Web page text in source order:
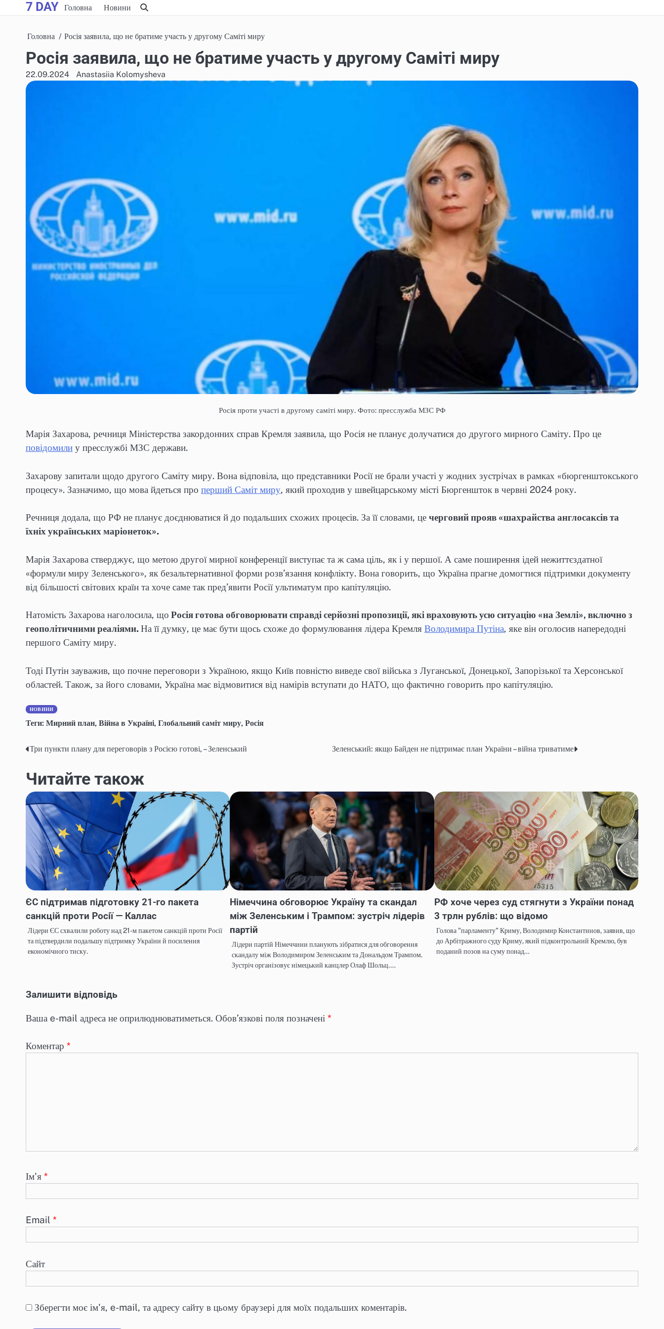
to
7 DAY Головна Новини
Головна Росія заявила, що не братиме участь у другому Саміті миру
Росія заявила, що не братиме участь у другому Саміті миру
22.09.2024 Anastasiia Kolomysheva
Росія проти участі в другому саміті миру. Фото: пресслужба МЗС РФ
Марія Захарова, речниця Міністерства закордонних справ Кремля заявила, що Росія не планує долучатися до другого мирного Саміту. Про це
повідомили у пресслужбі МЗС держави.
Захарову запитали щодо другого Саміту миру. Вона відповіла, що представники Росії не брали участі у жодних зустрічах в рамках «бюргенштокського
процесу». Зазначимо, що мова йдеться про перший Саміт миру, який проходив у швейцарському місті Бюргеншток в червні 2024 року.
Речниця додала, що РФ не планує доєднюватися й до подальших схожих процесів. За її словами, це черговий прояв «шахрайства англосаксів та
їхніх українських маріонеток».
Марія Захарова стверджує, що метою другої мирної конференції виступає та ж сама ціль, як і у першої. А саме поширення ідей нежиттєздатної
«формули миру Зеленського», як безальтернативної форми розв’язання конфлікту. Вона говорить, що Україна прагне домогтися підтримки документу
від більшості світових країн та хоче саме так пред’явити Росії ультиматум про капітуляцію.
Натомість Захарова наголосила, що Росія готова обговорювати справді серйозні пропозиції, які враховують усю ситуацію «на Землі», включно з
геополітичними реаліями. На її думку, це має бути щось схоже до формулювання лідера Кремля Володимира Путіна, яке він оголосив напередодні
першого Саміту миру.
Тоді Путін зауважив, що почне переговори з Україною, якщо Київ повністю виведе свої війська з Луганської, Донецької, Запорізької та Херсонської
областей. Також, за його словами, Україна має відмовитися від намірів вступати до НАТО, що фактично говорить про капітуляцію.
НОВИНИ
Теги: Мирний план, Війна в Україні, Глобальний саміт миру, Росія
Навігація
записів
Три пункти плану для переговорів з Росією готові, – Зеленський Зеленський: якщо Байден не підтримає план України – війна триватиме
Читайте також
ЄС підтримав підготовку 21-го пакета
санкцій проти Росії — Каллас
Лідери ЄС схвалили роботу над 21-м пакетом санкцій проти Росії
та підтвердили подальшу підтримку України й посилення
економічного тиску.
Німеччина обговорює Україну та скандал
між Зеленським і Трампом: зустріч лідерів
партій
Лідери партій Німеччини планують зібратися для обговорення
скандалу між Володимиром Зеленським та Дональдом Трампом.
Зустріч організовує німецький канцлер Олаф Шольц.…
РФ хоче через суд стягнути з України понад
3 трлн рублів: що відомо
Голова "парламенту" Криму, Володимир Константинов, заявив, що
до Арбітражного суду Криму, який підконтрольний Кремлю, був
поданий позов на суму понад…
Залишити відповідь
Ваша e-mail адреса не оприлюднюватиметься. Обов’язкові поля позначені *
Коментар *
Ім'я *
Email *
Сайт
Зберегти моє ім'я, e-mail, та адресу сайту в цьому браузері для моїх подальших коментарів.